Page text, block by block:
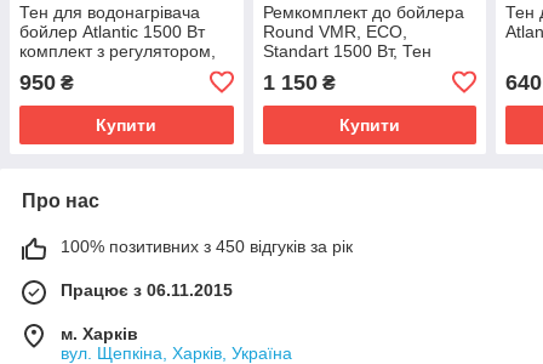
Тен для водонагрівача
бойлер Atlantic 1500 Вт
комплект з регулятором,
анодом та прокладками
950 ₴
Купити
Ремкомплект до бойлера
Round VMR, ECO,
Standart 1500 Вт, Тен
1 150₴
Купити
Тен
640
Про нас
100% позитивних з 450 відгуків за рік
Працює з 06.11.2015
м. Харків
вул. Щепкіна, Харків, Україна